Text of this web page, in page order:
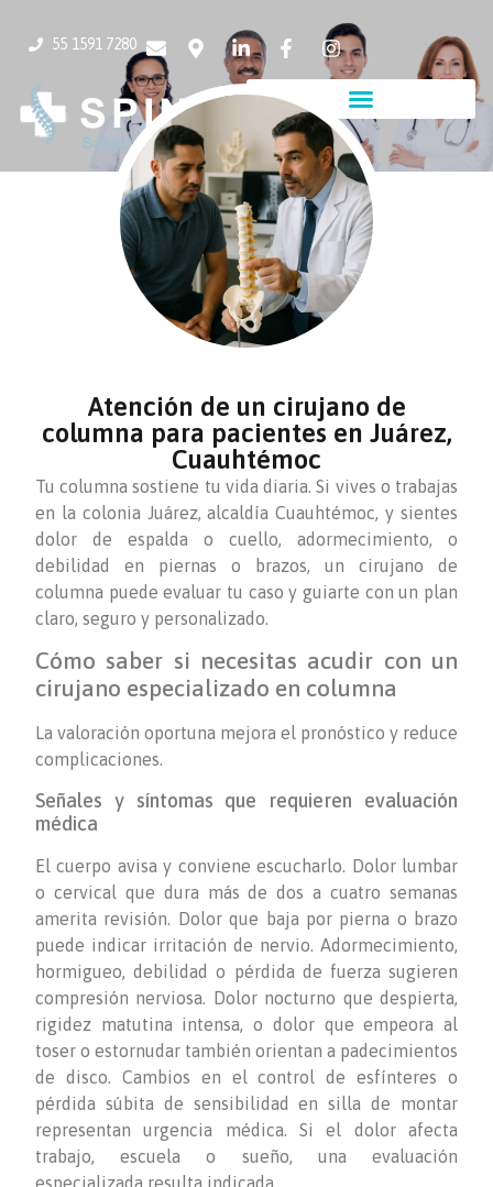
55 1591 7280
Atención de un cirujano de
columna para pacientes en Juárez,
Cuauhtémoc
Tu columna sostiene tu vida diaria. Si vives o trabajas
en la colonia Juárez, alcaldía Cuauhtémoc, y sientes
dolor de espalda o cuello, adormecimiento, o
debilidad en piernas o brazos, un cirujano de
columna puede evaluar tu caso y guiarte con un plan
claro, seguro y personalizado.
Cómo saber si necesitas acudir con un
cirujano especializado en columna
La valoración oportuna mejora el pronóstico y reduce
complicaciones.
Señales y síntomas que requieren evaluación
médica
El cuerpo avisa y conviene escucharlo. Dolor lumbar
o cervical que dura más de dos a cuatro semanas
amerita revisión. Dolor que baja por pierna o brazo
puede indicar irritación de nervio. Adormecimiento,
hormigueo, debilidad o pérdida de fuerza sugieren
compresión nerviosa. Dolor nocturno que despierta,
rigidez matutina intensa, o dolor que empeora al
toser o estornudar también orientan a padecimientos
de disco. Cambios en el control de esfínteres o
pérdida súbita de sensibilidad en silla de montar
representan urgencia médica. Si el dolor afecta
trabajo, escuela o sueño, una evaluación
especializada resulta indicada.